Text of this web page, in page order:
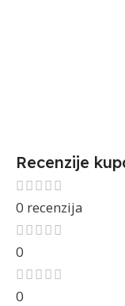
Recenzije
0 recenzija
0
0